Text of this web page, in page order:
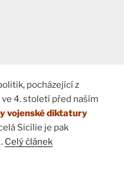
pocházející z
4. století před naším
vojenské diktatury
Sicílie je pak
Celý článek